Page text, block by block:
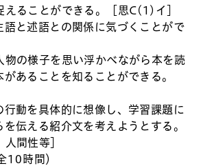
えることができる。［思C(1)イ］
語と述語との関係に気づくことがで
物の様子を思い浮かべながら本を読
あることを知ることができる。
行動を具体的に想像し、学習課題に
伝える紹介文を考えようとする。
人間性等］
10時間）